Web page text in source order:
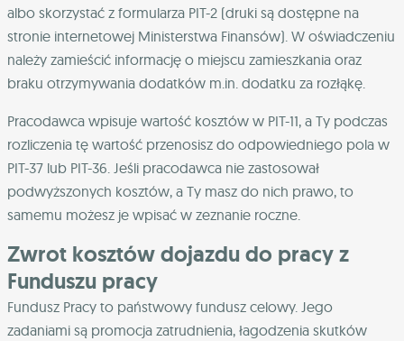
albo skorzystać z formularza PIT-2 (druki są dostępne na
stronie internetowej Ministerstwa Finansów). W oświadczeniu
należy zamieścić informację o miejscu zamieszkania oraz
braku otrzymywania dodatków m.in. dodatku za rozłąkę.
Pracodawca wpisuje wartość kosztów w PIT-11, a Ty podczas
rozliczenia tę wartość przenosisz do odpowiedniego pola w
PIT-37 lub PIT-36. Jeśli pracodawca nie zastosował
podwyższonych kosztów, a Ty masz do nich prawo, to
samemu możesz je wpisać w zeznanie roczne.
Zwrot kosztów dojazdu do pracy z
Funduszu pracy
Fundusz Pracy to państwowy fundusz celowy. Jego
zadaniami są promocja zatrudnienia, łagodzenia skutków